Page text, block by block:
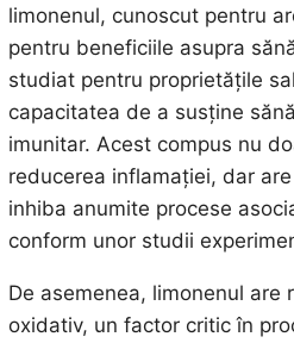
limonenul, cunoscut pentru
pentru beneficiile asupra
studiat pentru proprietățile
capacitatea de a susține
imunitar. Acest compus nu
reducerea inflamației, dar
inhiba anumite procese
conform unor studii
De asemenea, limonenul are
oxidativ, un factor critic în